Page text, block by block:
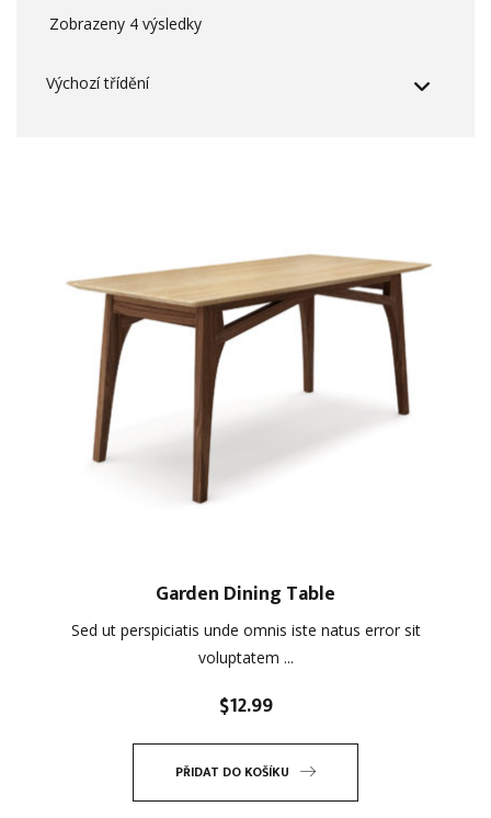
Zobrazeny 4 výsledky
Garden Dining Table
Sed ut perspiciatis unde omnis iste natus error sit
voluptatem ...
$12.99
PŘIDAT DO KOŠÍKU